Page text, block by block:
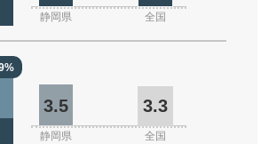
静岡県 全国
3.5 3.3
静岡県 全国